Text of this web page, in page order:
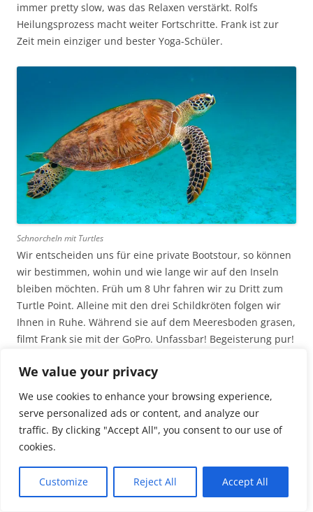
We value your privacy
We use cookies to enhance your browsing experience,
serve personalized ads or content, and analyze our
traffic. By clicking "Accept All", you consent to our use of
cookies.
Customize Reject All Accept All
immer pretty slow, was das Relaxen verstärkt. Rolfs
Heilungsprozess macht weiter Fortschritte. Frank ist zur
Zeit mein einziger und bester Yoga-Schüler.
Schnorcheln mit Turtles
Wir entscheiden uns für eine private Bootstour, so können
wir bestimmen, wohin und wie lange wir auf den Inseln
bleiben möchten. Früh um 8 Uhr fahren wir zu Dritt zum
Turtle Point. Alleine mit den drei Schildkröten folgen wir
Ihnen in Ruhe. Während sie auf dem Meeresboden grasen,
filmt Frank sie mit der GoPro. Unfassbar! Begeisterung pur!
schwimmen zum Atmen kurz nach oben und tauchen
wieder ab. Eine Stunde später ist es mit der Ruhe vorbei.
Jede Menge Ausflugsboote sind auf der Suche nach den
Schildkröten. Da sind wir schon weg. Auf German Island
wird unser Mittagessen zubereitet, während wir in
schnitzen Tomaten zu Schwänen, grillen Fisch und
Abonnieren